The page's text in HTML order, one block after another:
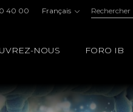
40 00 Français Rechercher:
NOUS FORO IB